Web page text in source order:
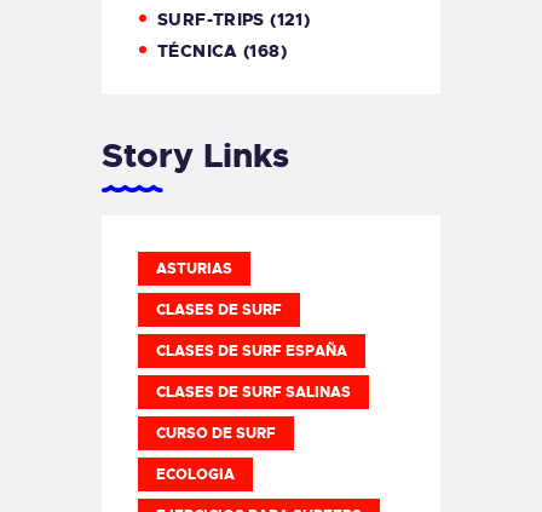
SURF-TRIPS (121)
TÉCNICA (168)
Story Links
ASTURIAS
CLASES DE SURF
CLASES DE SURF ESPAÑA
CLASES DE SURF SALINAS
CURSO DE SURF
ECOLOGIA